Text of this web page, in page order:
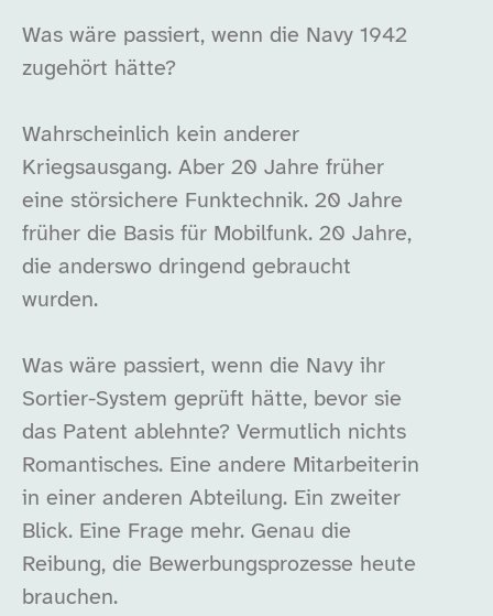
Was wäre passiert, wenn die Navy 1942
zugehört hätte?
Wahrscheinlich kein anderer
Kriegsausgang. Aber 20 Jahre früher
eine störsichere Funktechnik. 20 Jahre
früher die Basis für Mobilfunk. 20 Jahre,
die anderswo dringend gebraucht
wurden.
Was wäre passiert, wenn die Navy ihr
Sortier-System geprüft hätte, bevor sie
das Patent ablehnte? Vermutlich nichts
Romantisches. Eine andere Mitarbeiterin
in einer anderen Abteilung. Ein zweiter
Blick. Eine Frage mehr. Genau die
Reibung, die Bewerbungsprozesse heute
brauchen.